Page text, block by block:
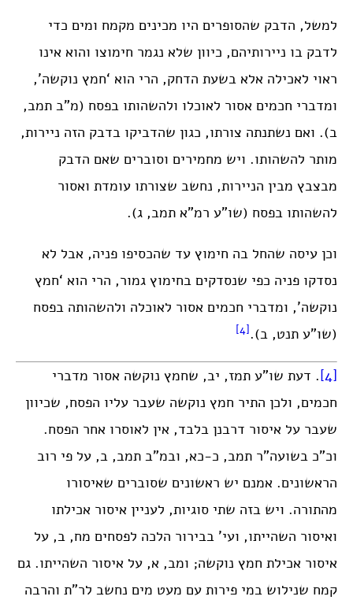
למשל, הדבק שהסופרים היו מכינים מקמח ומים כדי
לדבק בו ניירותיהם, כיוון שלא נגמר חימוצו והוא אינו
ראוי לאכילה אלא בשעת הדחק, הרי הוא ‘חמץ נוקשה’,
ומדברי חכמים אסור לאוכלו ולהשהותו בפסח (מ”ב תמב,
ב). ואם נשתנתה צורתו, כגון שהדביקו בדבק הזה ניירות,
מותר להשהותו. ויש מחמירים וסוברים שאם הדבק
מבצבץ מבין הניירות, נחשב שצורתו עומדת ואסור
להשהותו בפסח (שו”ע רמ”א תמב, ג).
וכן עיסה שהחל בה חימוץ עד שהכסיפו פניה, אבל לא
נסדקו פניה כפי שנסדקים בחימוץ גמור, הרי הוא ‘חמץ
נוקשה’, ומדברי חכמים אסור לאוכלה ולהשהותה בפסח
(שו”ע תנט, ב). [4]
[4]
. דעת שו”ע תמז, יב, שחמץ נוקשה אסור מדברי
חכמים, ולכן התיר חמץ נוקשה שעבר עליו הפסח, שכיוון
שעבר על איסור דרבנן בלבד, אין לאוסרו אחר הפסח.
וכ”כ בשועה”ר תמב, כ-כא, ובמ”ב תמב, ב, על פי רוב
הראשונים. אמנם יש ראשונים שסוברים שאיסורו
מהתורה. ויש בזה שתי סוגיות, לעניין איסור אכילתו
ואיסור השהייתו, ועי’ בבירור הלכה לפסחים מח, ב, על
איסור אכילת חמץ נוקשה; ומב, א, על איסור השהייתו. גם
קמח שנילוש במי פירות עם מעט מים נחשב לר”ת והרבה